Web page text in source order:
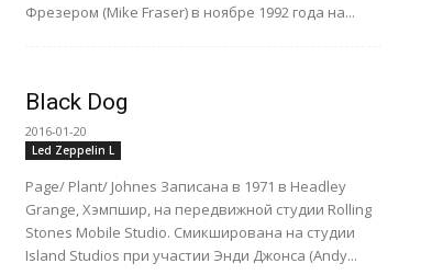
Фрезером (Mike Fraser) в ноябре 1992 года на...
Black Dog
2016-01-20
Led Zeppelin L
Page/ Plant/ Johnes Записана в 1971 в Headley
Grange, Хэмпшир, на передвижной студии Rolling
Stones Mobile Studio. Смикширована на студии
Island Studios при участии Энди Джонса (Andy...